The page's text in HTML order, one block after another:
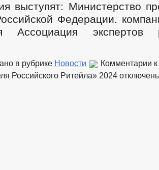
выступят: Министерство
Федерации.
Ассоциация экспертов
в рубрике Новости Комментарии
Российского Ритейла» 2024